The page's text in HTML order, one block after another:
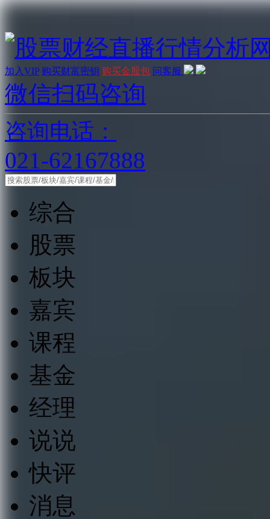
加入VIP 购买财富密钥 购买金股包 问客服
微信扫码咨询
咨询电话：
021-62167888
综合
股票
板块
嘉宾
课程
基金
经理
说说
快评
消息